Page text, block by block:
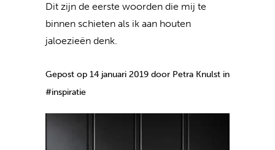
Dit zijn de eerste woorden die mij te
binnen schieten als ik aan houten
jaloezieën denk.
Gepost op 14 januari 2019 door Petra Knulst in
#inspiratie